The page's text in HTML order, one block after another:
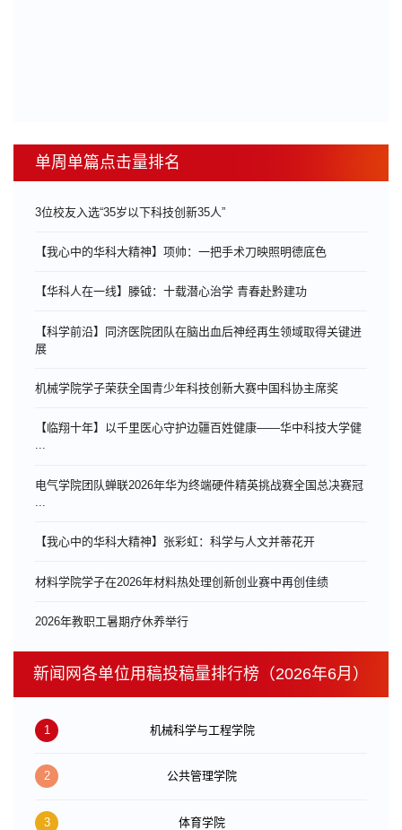
单周单篇点击量排名
3位校友入选“35岁以下科技创新35人”
【我心中的华科大精神】项帅：一把手术刀映照明德底色
【华科人在一线】滕钺：十载潜心治学 青春赴黔建功
【科学前沿】同济医院团队在脑出血后神经再生领域取得关键进
展
机械学院学子荣获全国青少年科技创新大赛中国科协主席奖
【临翔十年】以千里医心守护边疆百姓健康——华中科技大学健
...
电气学院团队蝉联2026年华为终端硬件精英挑战赛全国总决赛冠
【我心中的华科大精神】张彩虹：科学与人文并蒂花开
材料学院学子在2026年材料热处理创新创业赛中再创佳绩
​2026年教职工暑期疗休养举行
新闻网各单位用稿投稿量排行榜（2026年6月）
1 机械科学与工程学院
2 公共管理学院
3 体育学院